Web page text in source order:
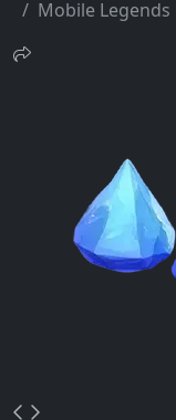
Mobile Legends